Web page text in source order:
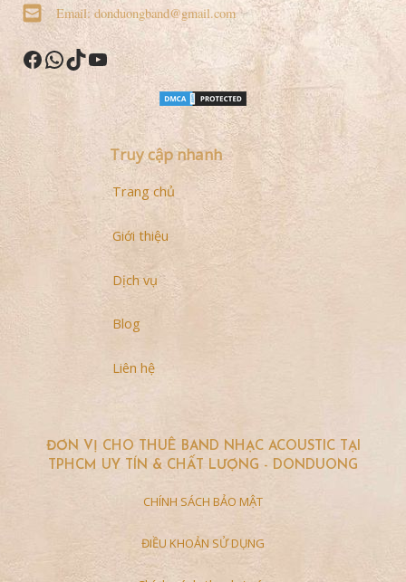
Email: donduongband@gmail.com
Facebook
WhatsApp
TikTok
YouTube
Truy cập nhanh
Trang chủ
Giới thiệu
Dịch vụ
Blog
Liên hệ
ĐƠN VỊ CHO THUÊ BAND NHẠC ACOUSTIC TẠI
TPHCM UY TÍN & CHẤT LƯỢNG - DONDUONG
CHÍNH SÁCH BẢO MẬT
ĐIỀU KHOẢN SỬ DỤNG